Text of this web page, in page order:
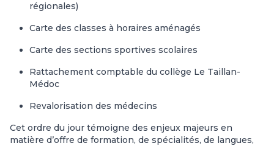
régionales)
Carte des classes à horaires aménagés
Carte des sections sportives scolaires
Rattachement comptable du collège Le Taillan-
Médoc
Revalorisation des médecins
Cet ordre du jour témoigne des enjeux majeurs en
matière d’offre de formation, de spécialités, de langues,